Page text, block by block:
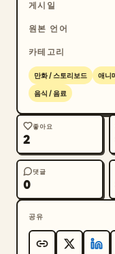
자색의 극적인 만
위로 끈적한 낫토
감을 느끼며 한 손
눈을 크게 뜨고 공
정확히 2개의 뾰족
세요.
텍스트 내용: 일본
화 레이아웃을 따
패널 1 오른쪽
ん、最初は不安
「プリン…」, 「
る…」, 「幸せ〜
패널 3 왼쪽 뾰족
게시일
원본 언어
카테고리
만화 / 스토리보드 애니
음식 / 음료
좋아요
2
댓글
0
공유